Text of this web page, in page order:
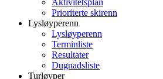
Aktivitetsplan
Prioriterte skirenn
Lysløyperenn
Lysløyperenn
Terminliste
Resultater
Dugnadsliste
Turløyper